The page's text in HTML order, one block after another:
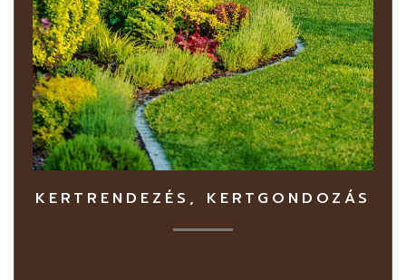
KERTRENDEZÉS, KERTGONDOZÁS